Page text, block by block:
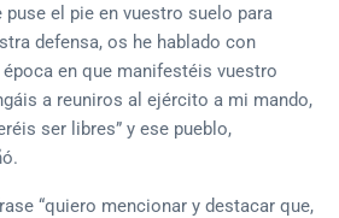
puse el pie en vuestro suelo para
defensa, os he hablado con
en que manifestéis vuestro
a reuniros al ejército a mi mando,
ser libres” y ese pueblo,
“quiero mencionar y destacar que,